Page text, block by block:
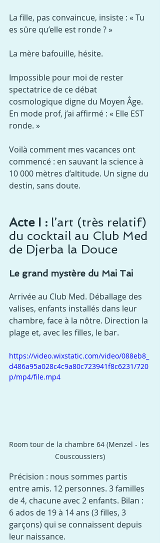
La fille, pas convaincue, insiste : « Tu
es sûre qu’elle est ronde ? »
La mère bafouille, hésite.
Impossible pour moi de rester
spectatrice de ce débat
cosmologique digne du Moyen Âge.
En mode prof, j’ai affirmé : « Elle EST
ronde. »
Voilà comment mes vacances ont
commencé : en sauvant la science à
10 000 mètres d’altitude. Un signe du
destin, sans doute.
Acte I : l’art (très relatif)
du cocktail au Club Med
de Djerba la Douce
Le grand mystère du Mai Tai
Arrivée au Club Med. Déballage des
valises, enfants installés dans leur
chambre, face à la nôtre. Direction la
plage et, avec les filles, le bar.
https://video.wixstatic.com/video/088eb8_
d486a95a028c4c9a80c723941f8c6231/720
p/mp4/file.mp4
Room tour de la chambre 64 (Menzel - les
Couscoussiers)
Précision : nous sommes partis
entre amis. 12 personnes. 3 familles
de 4, chacune avec 2 enfants. Bilan :
6 ados de 19 à 14 ans (3 filles, 3
garçons) qui se connaissent depuis
leur naissance.